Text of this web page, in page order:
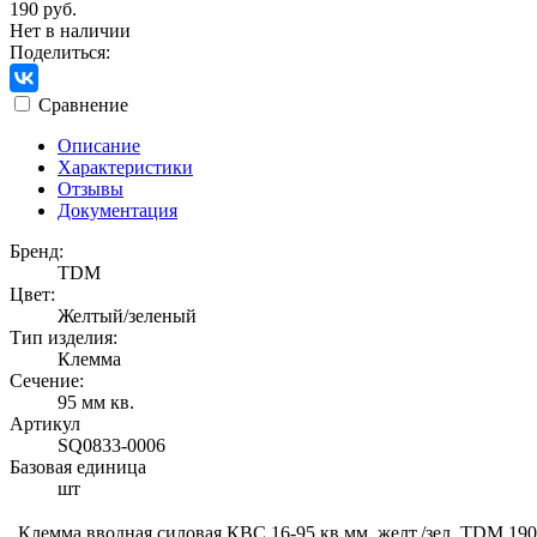
190 руб.
Нет в наличии
Поделиться:
Сравнение
Описание
Характеристики
Отзывы
Документация
Бренд:
TDM
Цвет:
Желтый/зеленый
Тип изделия:
Клемма
Сечение:
95 мм кв.
Артикул
SQ0833-0006
Базовая единица
шт
Клемма вводная силовая КВС 16-95 кв.мм. желт./зел. TDM